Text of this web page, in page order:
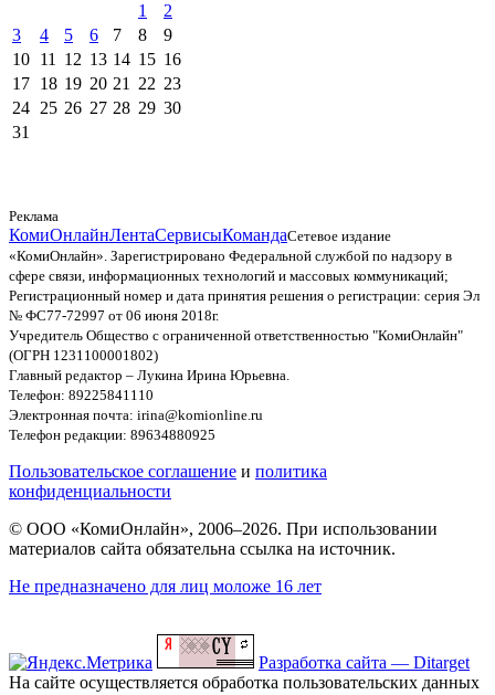
1
2
3
4 5 6 7 8
9
10 11 12 13 14 15 16
17 18 19 20 21 22 23
24 25 26 27 28 29 30
31
Реклама
КомиОнлайнЛентаСервисыКомандаСетевое издание
«КомиОнлайн». Зарегистрировано Федеральной службой по надзору в
сфере связи, информационных технологий и массовых коммуникаций;
Регистрационный номер и дата принятия решения о регистрации: серия Эл
№ ФС77-72997 от 06 июня 2018г.
Учредитель Общество с ограниченной ответственностью "КомиОнлайн"
(ОГРН 1231100001802)
Главный редактор – Лукина Ирина Юрьевна.
Телефон: 89225841110
Электронная почта: irina@komionline.ru
Телефон редакции: 89634880925
Пользовательское соглашение и политика
конфиденциальности
© ООО «КомиОнлайн», 2006–2026. При использовании
материалов сайта обязательна ссылка на источник.
Не предназначено для лиц моложе 16 лет
Разработка сайта — Ditarget
На сайте осуществляется обработка пользовательских данных